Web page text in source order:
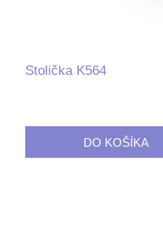
Stolička K564